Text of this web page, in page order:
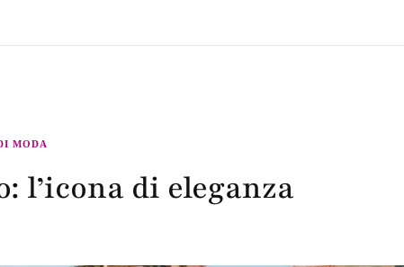
MODA
l’icona di eleganza